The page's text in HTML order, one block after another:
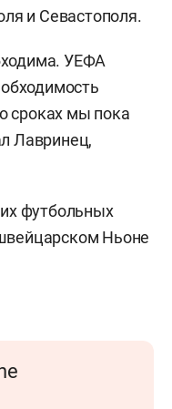
и Севастополя.
УЕФА
сроках мы пока
Лавринец,
футбольных
Ньоне